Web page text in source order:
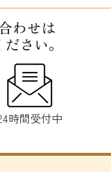
わせは
さい。
時間受付中